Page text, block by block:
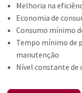
Melhoria na
Economia de
Consumo mínimo
Tempo mínimo de
manutenção
Nível constante de